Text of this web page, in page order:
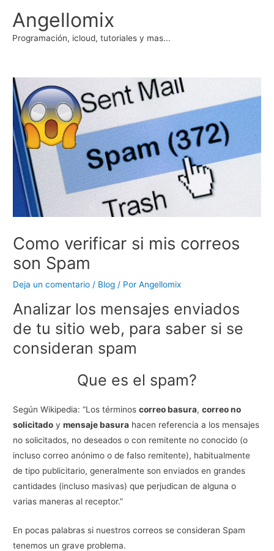
contenido
Angellomix
Programación, icloud, tutoriales y mas...
Como verificar si mis correos
son Spam
Deja un comentario / Blog / PorAngellomix
Analizar los mensajes enviados
de tu sitio web, para saber si se
consideran spam
Que es el spam?
Según Wikipedia: “Los términoscorreo basura,correo no
solicitado ymensaje basura hacen referencia a los mensajes
no solicitados, no deseados o con remitente no conocido (o
incluso correo anónimo o de falso remitente), habitualmente
de tipo publicitario, generalmente son enviados en grandes
cantidades (incluso masivas) que perjudican de alguna o
varias maneras al receptor.”
En pocas palabras si nuestros correos se consideran Spam
tenemos un grave problema.